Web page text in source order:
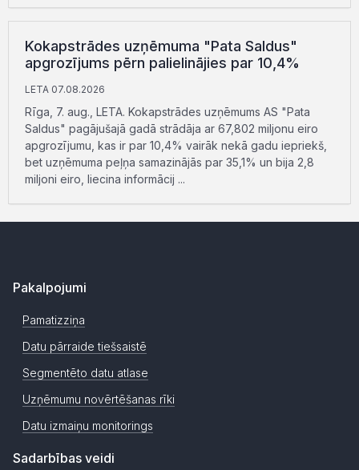
Kokapstrādes uzņēmuma "Pata Saldus"
apgrozījums pērn palielinājies par 10,4%
LETA 07.08.2026
Rīga, 7. aug., LETA. Kokapstrādes uzņēmums AS "Pata
Saldus" pagājušajā gadā strādāja ar 67,802 miljonu eiro
apgrozījumu, kas ir par 10,4% vairāk nekā gadu iepriekš,
bet uzņēmuma peļņa samazinājās par 35,1% un bija 2,8
miljoni eiro, liecina informācij ...
Pakalpojumi
Pamatizziņa
Datu pārraide tiešsaistē
Segmentēto datu atlase
Uzņēmumu novērtēšanas rīki
Datu izmaiņu monitorings
Sadarbības veidi